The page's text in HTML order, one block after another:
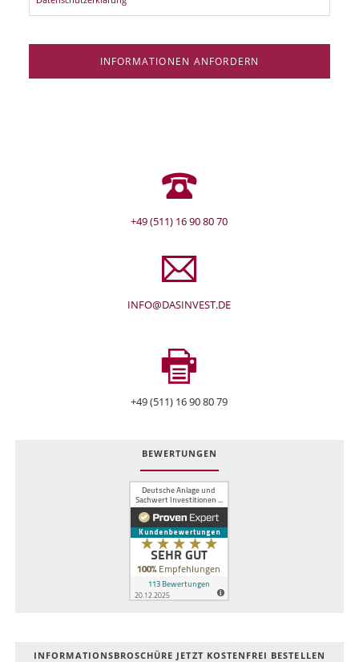
INFORMATIONEN ANFORDERN
+49 (511) 16 90 80 70
INFO@DASINVEST.DE
+49 (511) 16 90 80 79
BEWERTUNGEN
INFOR­MATIONS­BROSCHÜRE JETZT KOSTEN­FREI BESTELLEN